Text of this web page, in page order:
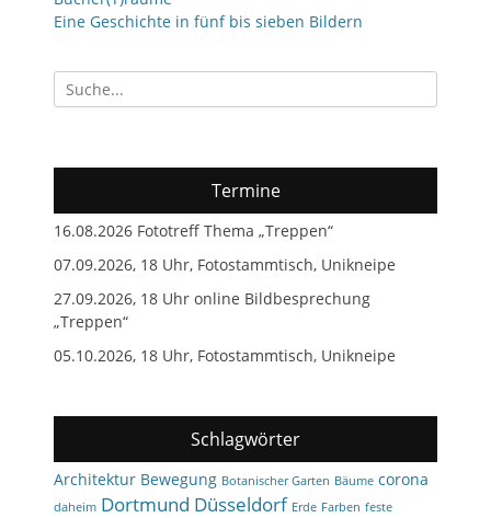
Eine Geschichte in fünf bis sieben Bildern
Suchen
nach:
Termine
16.08.2026 Fototreff Thema „Treppen“
07.09.2026, 18 Uhr, Fotostammtisch, Unikneipe
27.09.2026, 18 Uhr online Bildbesprechung
„Treppen“
05.10.2026, 18 Uhr, Fotostammtisch, Unikneipe
Schlagwörter
Architektur Bewegung Botanischer Garten Bäume corona
daheim Dortmund Düsseldorf Erde Farben feste